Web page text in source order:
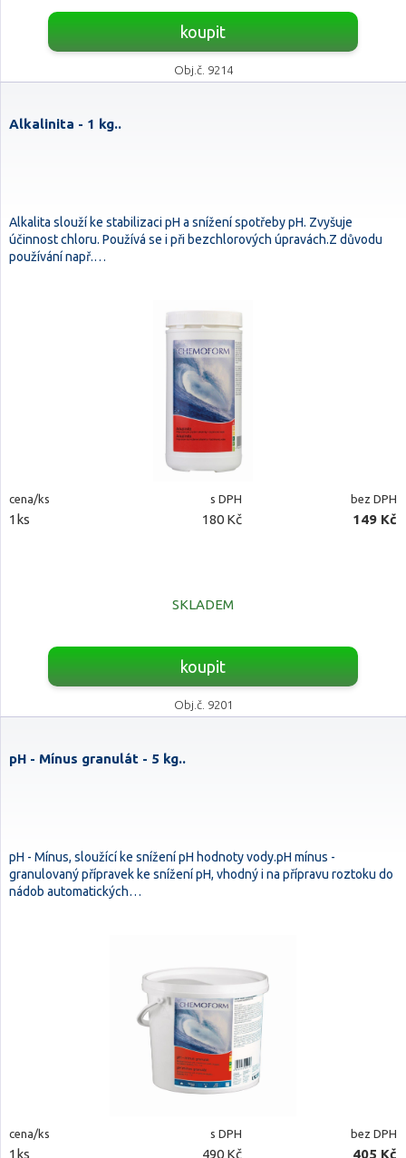
koupit
Obj.č. 9214
Alkalinita - 1 kg..
Alkalita slouží ke stabilizaci pH a snížení spotřeby pH. Zvyšuje
účinnost chloru. Používá se i při bezchlorových úpravách.Z důvodu
používání např.…
cena/ks s DPH bez DPH
1ks 180 Kč 149 Kč
SKLADEM
koupit
Obj.č. 9201
pH - Mínus granulát - 5 kg..
pH - Mínus, sloužící ke snížení pH hodnoty vody.pH mínus -
granulovaný přípravek ke snížení pH, vhodný i na přípravu roztoku do
nádob automatických…
cena/ks s DPH bez DPH
1ks 490 Kč 405 Kč